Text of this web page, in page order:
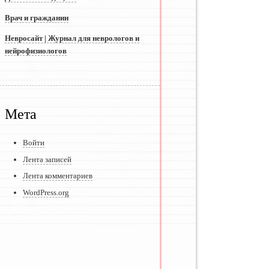
Врач и гражданин
Невросайт | Журнал для неврологов и
нейрофизиологов
Мета
Войти
Лента записей
Лента комментариев
WordPress.org